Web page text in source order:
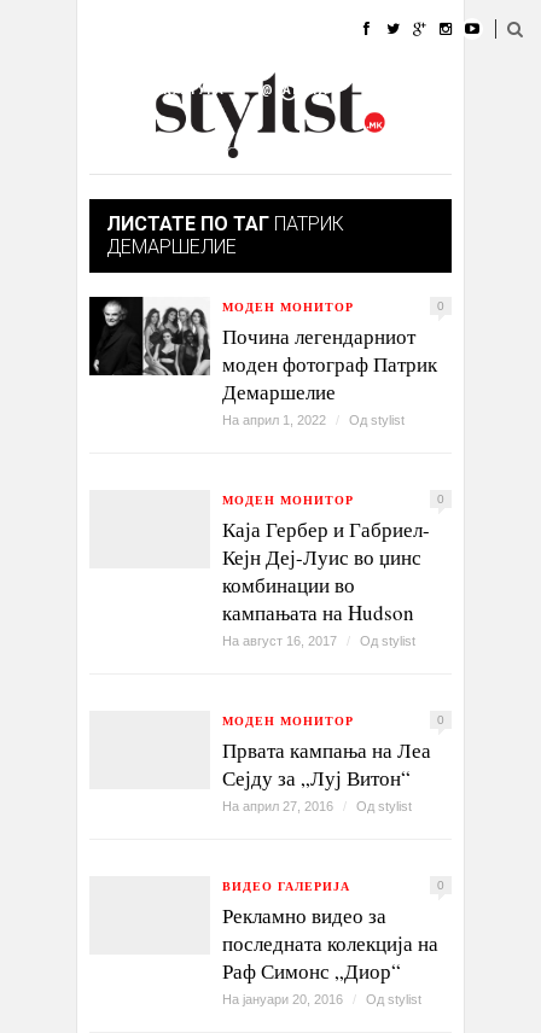
УБАВИНА
КУЛТУРА @РАБОТА
ИЗЛОГ
ЛИСТАТЕ ПО ТАГ ПАТРИК
ДЕМАРШЕЛИЕ
МОДЕН МОНИТОР 0
Почина легендарниот
моден фотограф Патрик
Демаршелие
На април 1, 2022 / Од stylist
МОДЕН МОНИТОР 0
Каја Гербер и Габриел-
Кејн Деј-Луис во џинс
комбинации во
кампањата на Hudson
На август 16, 2017 / Од stylist
МОДЕН МОНИТОР 0
Првата кампања на Леа
Сејду за „Луј Витон“
На април 27, 2016 / Од stylist
ВИДЕО ГАЛЕРИЈА 0
Рекламно видео за
последната колекција на
Раф Симонс „Диор“
На јануари 20, 2016 / Од stylist